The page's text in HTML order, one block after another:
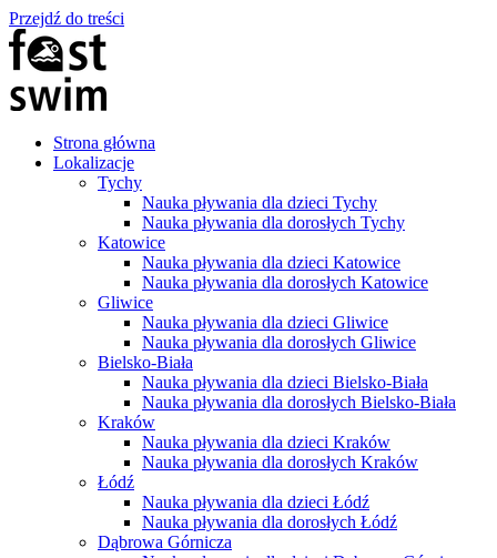
Przejdź do treści
Strona główna
Lokalizacje
Tychy
Nauka pływania dla dzieci Tychy
Nauka pływania dla dorosłych Tychy
Katowice
Nauka pływania dla dzieci Katowice
Nauka pływania dla dorosłych Katowice
Gliwice
Nauka pływania dla dzieci Gliwice
Nauka pływania dla dorosłych Gliwice
Bielsko-Biała
Nauka pływania dla dzieci Bielsko-Biała
Nauka pływania dla dorosłych Bielsko-Biała
Kraków
Nauka pływania dla dzieci Kraków
Nauka pływania dla dorosłych Kraków
Łódź
Nauka pływania dla dzieci Łódź
Nauka pływania dla dorosłych Łódź
Dąbrowa Górnicza